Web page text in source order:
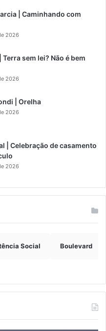
| Caminhando com
2026
Terra sem lei? Não é bem
2026
| Orelha
2026
| Celebração de casamento
2026
Social Boulevard